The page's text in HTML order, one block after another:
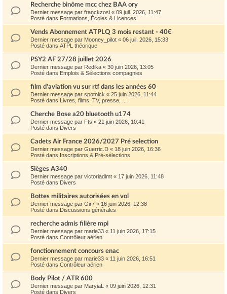
Recherche binôme mcc chez BAA ory
Dernier message par franckzosi « 09 juil. 2026, 11:47
Posté dans Formations, Écoles & Licences
Vends Abonnement ATPLQ 3 mois restant - 40€
Dernier message par Mooney_pilot « 06 juil. 2026, 15:33
Posté dans ATPL théorique
PSY2 AF 27/28 juillet 2026
Dernier message par Redika « 30 juin 2026, 13:05
Posté dans Emplois & Sélections compagnies
film d'aviation vu sur rtf dans les années 60
Dernier message par spotnick « 25 juin 2026, 11:44
Posté dans Livres, films, TV, presse, ...
Cherche Bose a20 bluetooth u174
Dernier message par Fts « 21 juin 2026, 10:41
Posté dans Divers
Cadets Air France 2026/2027 Pré selection
Dernier message par Guerric.D « 18 juin 2026, 16:36
Posté dans Inscriptions & Pré-sélections
Sièges A340
Dernier message par victoriadlmt « 17 juin 2026, 11:48
Posté dans Divers
Bottes militaires autorisées en vol
Dernier message par Gir7 « 16 juin 2026, 12:38
Posté dans Discussions générales
recherche admis filière mpi
Dernier message par marie33 « 11 juin 2026, 17:15
Posté dans Contrôleur aérien
fonctionnement concours enac
Dernier message par marie33 « 11 juin 2026, 16:51
Posté dans Contrôleur aérien
Body Pilot / ATR 600
Dernier message par MaryiaL « 09 juin 2026, 12:31
Posté dans Divers